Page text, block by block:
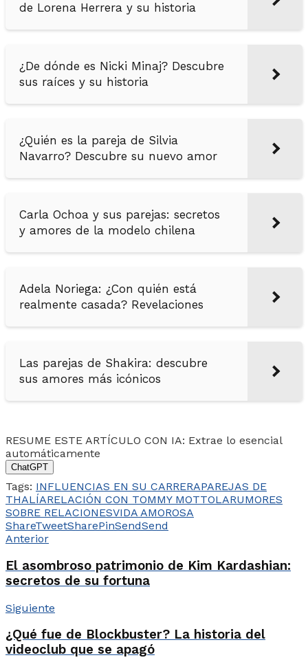
de Lorena Herrera y su historia
¿De dónde es Nicki Minaj? Descubre
sus raíces y su historia
¿Quién es la pareja de Silvia
Navarro? Descubre su nuevo amor
Carla Ochoa y sus parejas: secretos
y amores de la modelo chilena
Adela Noriega: ¿Con quién está
realmente casada? Revelaciones
Las parejas de Shakira: descubre
sus amores más icónicos
RESUME ESTE ARTÍCULO CON IA: Extrae lo esencial
automáticamente
ChatGPT
Tags: INFLUENCIAS EN SU CARRERAPAREJAS DE
THALÍARELACIÓN CON TOMMY MOTTOLARUMORES
SOBRE RELACIONESVIDA AMOROSA
ShareTweetSharePinSendSend
Anterior
El asombroso patrimonio de Kim Kardashian:
secretos de su fortuna
Siguiente
¿Qué fue de Blockbuster? La historia del
videoclub que se apagó